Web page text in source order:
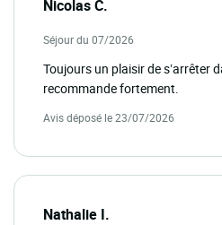
Nicolas C.
Séjour du 07/2026
Toujours un plaisir de s’arrêter
recommande fortement.
Avis déposé le 23/07/2026
Nathalie I.